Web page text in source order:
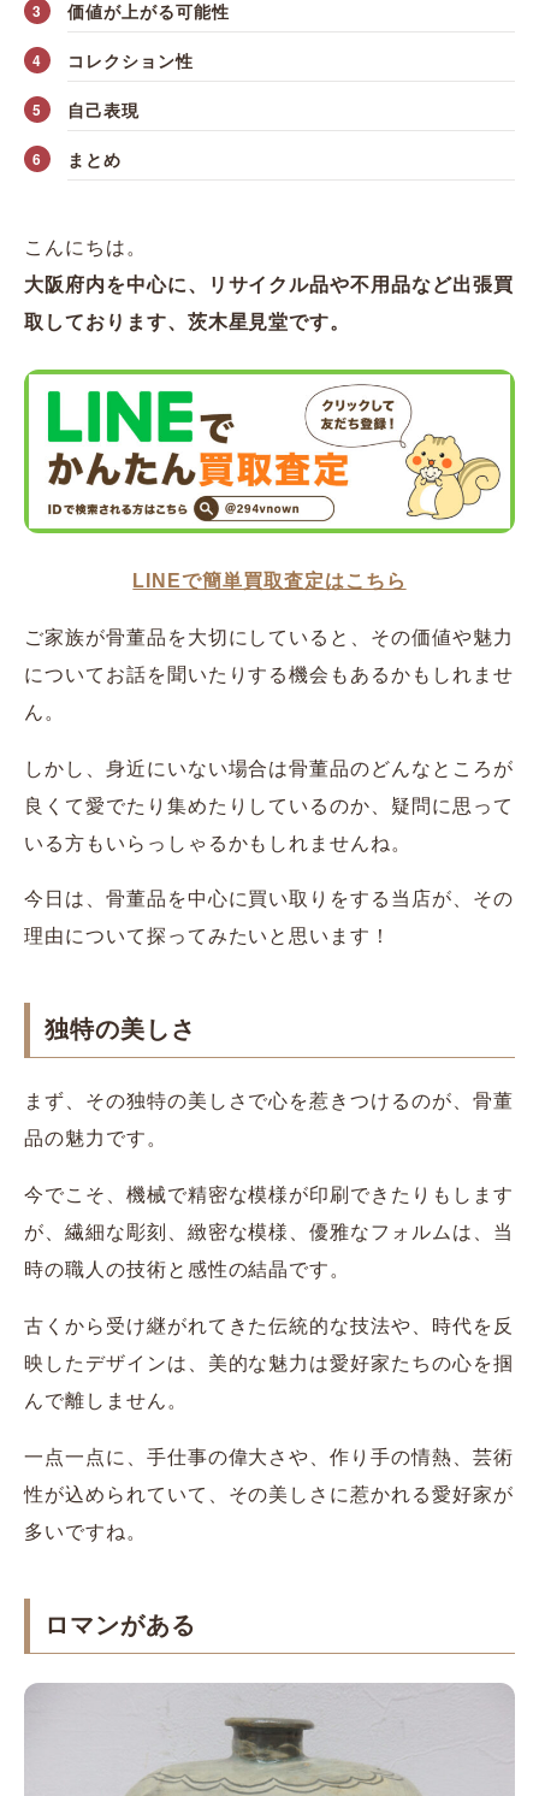
価値が上がる可能性
コレクション性
自己表現
まとめ
こんにちは。
大阪府内を中心に、リサイクル品や不用品など出張買
取しております、茨木星見堂です。
LINEで簡単買取査定はこちら
ご家族が骨董品を大切にしていると、その価値や魅力
についてお話を聞いたりする機会もあるかもしれませ
ん。
しかし、身近にいない場合は骨董品のどんなところが
良くて愛でたり集めたりしているのか、疑問に思って
いる方もいらっしゃるかもしれませんね。
今日は、骨董品を中心に買い取りをする当店が、その
理由について探ってみたいと思います！
独特の美しさ
まず、その独特の美しさで心を惹きつけるのが、骨董
品の魅力です。
今でこそ、機械で精密な模様が印刷できたりもします
が、繊細な彫刻、緻密な模様、優雅なフォルムは、当
時の職人の技術と感性の結晶です。
古くから受け継がれてきた伝統的な技法や、時代を反
映したデザインは、美的な魅力は愛好家たちの心を掴
んで離しません。
一点一点に、手仕事の偉大さや、作り手の情熱、芸術
性が込められていて、その美しさに惹かれる愛好家が
多いですね。
ロマンがある